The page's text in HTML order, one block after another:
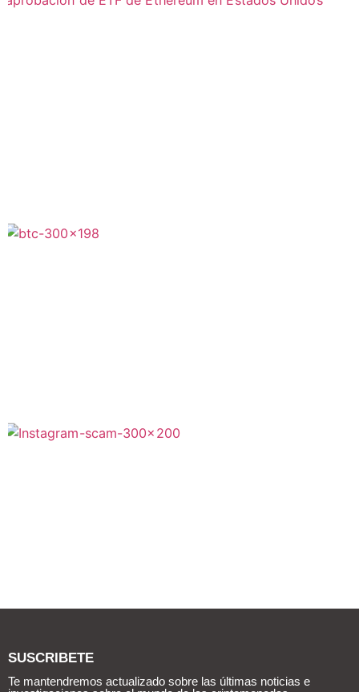
SUSCRIBETE
Te mantendremos actualizado sobre las últimas noticias e